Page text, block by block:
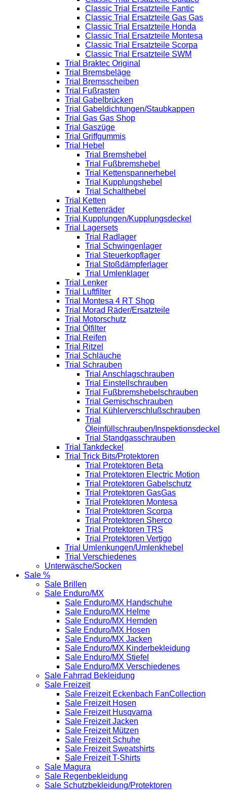
Classic Trial Ersatzteile Fantic
Classic Trial Ersatzteile Gas Gas
Classic Trial Ersatzteile Honda
Classic Trial Ersatzteile Montesa
Classic Trial Ersatzteile Scorpa
Classic Trial Ersatzteile SWM
Trial Braktec Original
Trial Bremsbeläge
Trial Bremsscheiben
Trial Fußrasten
Trial Gabelbrücken
Trial Gabeldichtungen/Staubkappen
Trial Gas Gas Shop
Trial Gaszüge
Trial Griffgummis
Trial Hebel
Trial Bremshebel
Trial Fußbremshebel
Trial Kettenspannerhebel
Trial Kupplungshebel
Trial Schalthebel
Trial Ketten
Trial Kettenräder
Trial Kupplungen/Kupplungsdeckel
Trial Lagersets
Trial Radlager
Trial Schwingenlager
Trial Steuerkopflager
Trial Stoßdämpferlager
Trial Umlenklager
Trial Lenker
Trial Luftfilter
Trial Montesa 4 RT Shop
Trial Morad Räder/Ersatzteile
Trial Motorschutz
Trial Ölfilter
Trial Reifen
Trial Ritzel
Trial Schläuche
Trial Schrauben
Trial Anschlagschrauben
Trial Einstellschrauben
Trial Fußbremshebelschrauben
Trial Gemischschrauben
Trial Kühlerverschlußschrauben
Trial
Öleinfüllschrauben/Inspektionsdeckel
Trial Standgasschrauben
Trial Tankdeckel
Trial Trick Bits/Protektoren
Trial Protektoren Beta
Trial Protektoren Electric Motion
Trial Protektoren Gabelschutz
Trial Protektoren GasGas
Trial Protektoren Montesa
Trial Protektoren Scorpa
Trial Protektoren Sherco
Trial Protektoren TRS
Trial Protektoren Vertigo
Trial Umlenkungen/Umlenkhebel
Trial Verschiedenes
Unterwäsche/Socken
Sale %
Sale Brillen
Sale Enduro/MX
Sale Enduro/MX Handschuhe
Sale Enduro/MX Helme
Sale Enduro/MX Hemden
Sale Enduro/MX Hosen
Sale Enduro/MX Jacken
Sale Enduro/MX Kinderbekleidung
Sale Enduro/MX Stiefel
Sale Enduro/MX Verschiedenes
Sale Fahrrad Bekleidung
Sale Freizeit
Sale Freizeit Eckenbach FanCollection
Sale Freizeit Hosen
Sale Freizeit Husqvarna
Sale Freizeit Jacken
Sale Freizeit Mützen
Sale Freizeit Schuhe
Sale Freizeit Sweatshirts
Sale Freizeit T-Shirts
Sale Magura
Sale Regenbekleidung
Sale Schutzbekleidung/Protektoren